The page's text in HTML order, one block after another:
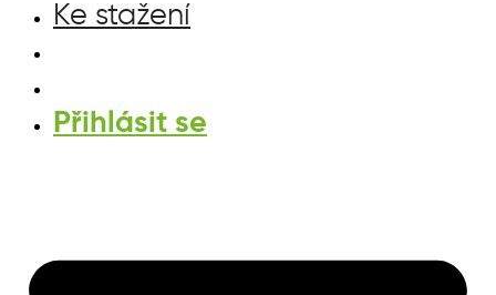
Ke stažení
Přihlásit se